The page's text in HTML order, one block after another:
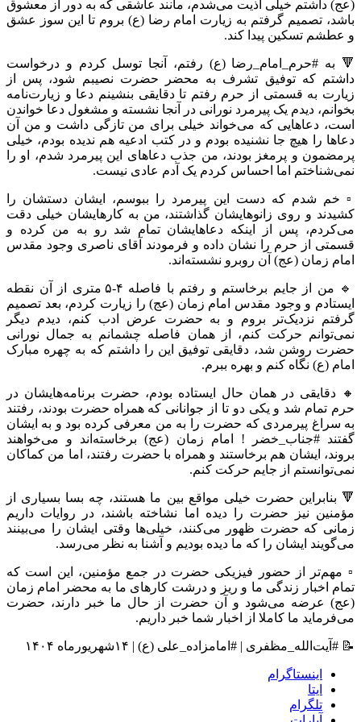
(عج) داشتم خیلی اذیت می‌شدم، مانند عاشقی که به دور از معشوق
باشد، تصمیم گرفتم به زیارت امام رضا (ع) بروم تا این سوز عشق
و عطشم تسکین پیدا کند.
🔻 به #حرم_امام_رضا (ع) رفتم، آنجا توسل کردم و درخواست
داشتم که توفیق تشرف به محضر حضرت نصیبم شود، پس از
زیارت به قسمتی از حرم رفتم تا دقایقی بنشینم دعا و زیارت‌نامه
بخوانم، دیدم یک پیرمرد نورانی در آنجا نشسته و مشغول دعا خواندن
است، دعاهایی که می‌خواند خیلی برای من تازگی داشت و من آن
دعاها را هیچ جا نشنیده بودم و در کتب ادعیه هم ندیده بودم، خیلی
پرمضمون و پرمغز بودند، من جذب دعاهای این پیرمرد شدم، او را
نمی‌شناختم اما احساس کردم یک آدم عادی نیست.
▫️ خم شدم که دست این پیرمرد را ببوسم، ایشان دستشان را
کشیدند و روی زانوهایشان گذاشتند، من به کارهایشان خیلی دقت
می‌کردم، پس از اینکه دعاهایشان تمام شد رو به من کرده و
قسمتی از حرم را نشان داده و فرمودند آقای ناصری وجود مقدس
امام زمان (عج) آن روبرو نشسته‌اند.
🔹 من از جایم برخاستم و رفتم با فاصله ۴-۵ متری از آن نقطه
ایستادم و وجود مقدس امام زمان (عج) را زیارت کردم، بعد تصمیم
گرفتم نزدیک‌تر بروم و به حضرت عرض ادب کنم، دیدم دیگر
نمی‌توانم حرکت کنم، از همان فاصله چشمانم به جمال نورانی
حضرت روشن شد، دقایقی توفیق این را داشتم که به چهره مبارک
امام (ع) نگاه کنم و بهره ببرم.
🔸 دقایقی در همان حال ایستاده بودم، حضرت برنامه‌هایشان در
حرم تمام شد و یکی دو تا از جوانانی که همراه حضرت بودند، رفتند
به سراغ پیرمردی که حضرت را به من معرفی کرده بود و به ایشان
گفتند #جناب_خضر ! امام زمان (عج) برخاسته‌اند و می‌خواهند
بروند، ایشان هم برخاستند و همراه با حضرت رفتند، اما من کماکان
نمی‌توانستم از جایم حرکت کنم.
🔻 بنابراین حضرت خیلی مواقع بین ما هستند، چه بسا بسیاری از
مؤمنین نیز حضرت را دیده اما نشاخته باشند، در روایات داریم
زمانی که حضرت ظهور می‌کنند، خیلی‌ها وقتی ایشان را می‌بینند
می‌گویند ایشان را که ما دیده بودیم و آشنا به نظر می‌رسد.
▫️ مهم‌تر از حضور فیزیکی حضرت در جمع مؤمنین، این است که
تمام اخبار زندگی ما و ریز و درشت کارهای ما به محضر امام زمان
(عج) عرضه می‌شود و آن حضرت از حال ما خبر دارند، حضرت
می‌فرماید ما کاملا از اخبار شما خبر داریم.
📝 #آیت‌الله_مظفری | #امامزاده_علی (ع) | ۱۴شهریورماه ۱۴۰۴
اینستاگرام
ایتا
تلگرام